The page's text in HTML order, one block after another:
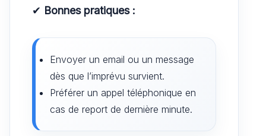
✔ Bonnes pratiques :
Envoyer un email ou un message
dès que l’imprévu survient.
Préférer un appel téléphonique en
cas de report de dernière minute.